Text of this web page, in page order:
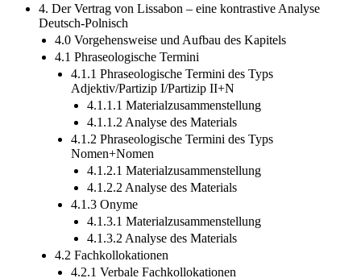
3.5 Resümee
4. Der Vertrag von Lissabon – eine kontrastive Analyse
Deutsch-Polnisch
4.0 Vorgehensweise und Aufbau des Kapitels
4.1 Phraseologische Termini
4.1.1 Phraseologische Termini des Typs
Adjektiv/Partizip I/Partizip II+N
4.1.1.1 Materialzusammenstellung
4.1.1.2 Analyse des Materials
4.1.2 Phraseologische Termini des Typs
Nomen+Nomen
4.1.2.1 Materialzusammenstellung
4.1.2.2 Analyse des Materials
4.1.3 Onyme
4.1.3.1 Materialzusammenstellung
4.1.3.2 Analyse des Materials
4.2 Fachkollokationen